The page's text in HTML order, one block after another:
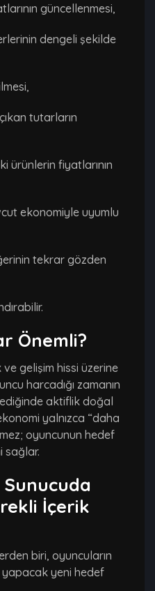
güncellenmesi,
dengeli şekilde
tutarların
ürünlerin fiyatlarının
ekonomiyle uyumlu
tekrar gözden
Önemli?
gelişim hissi üzerine
harcadığı zamanın
aktiflik doğal
yalnızca “daha
oyuncunun hedef
sağlar.
İçerik
biri, oyuncuların
yeni hedef